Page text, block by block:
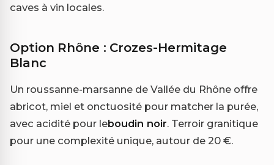
caves à vin locales.
Option Rhône : Crozes-Hermitage
Blanc
Un roussanne-marsanne de Vallée du Rhône offre
abricot, miel et onctuosité pour matcher la purée,
avec acidité pour leboudin noir. Terroir granitique
pour une complexité unique, autour de 20 €.